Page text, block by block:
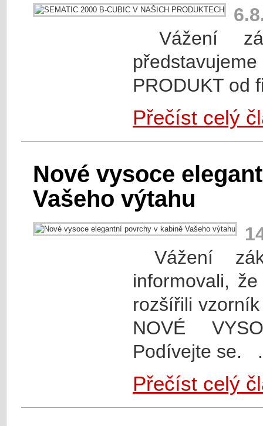
Vážení
PRODUKT od
Přečíst celý
Nové vysoce
Vašeho výtahu
Vážení
informovali,
rozšířili
NOVÉ
Podívejte se.
Přečíst celý